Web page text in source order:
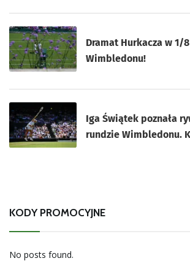
Dramat Hurkacza w 1/
Wimbledonu!
Iga Świątek poznała
rundzie Wimbledonu.
KODY PROMOCYJNE
No posts found.